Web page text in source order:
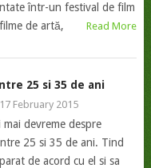
într-un festival de film
de artă,
Read More
25 si 35 de ani
17 February 2015
mai devreme despre
25 si 35 de ani. Tind
de acord cu el si sa